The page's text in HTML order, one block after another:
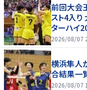
前回大会
スト4入
ターハイ
2026/08/07
横浜隼人
合結果一
2026/08/07